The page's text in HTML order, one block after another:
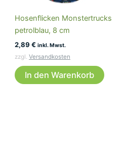
Hosenflicken Monstertrucks
petrolblau, 8 cm
2,89 € inkl. Mwst.
zzgl. Versandkosten
In den Warenkorb